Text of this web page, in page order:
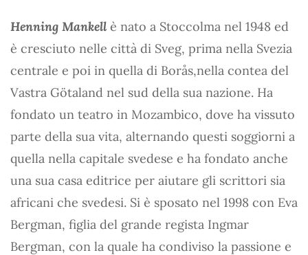
Henning Mankell è nato a Stoccolma nel 1948 ed
è cresciuto nelle città di Sveg, prima nella Svezia
centrale e poi in quella di Borås,nella contea del
Vastra Götaland nel sud della sua nazione. Ha
fondato un teatro in Mozambico, dove ha vissuto
parte della sua vita, alternando questi soggiorni a
quella nella capitale svedese e ha fondato anche
una sua casa editrice per aiutare gli scrittori sia
africani che svedesi. Si è sposato nel 1998 con Eva
Bergman, figlia del grande regista Ingmar
Bergman, con la quale ha condiviso la passione e